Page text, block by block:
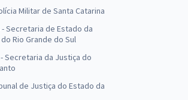
Militar de Santa Catarina
- Secretaria de Estado da
Rio Grande do Sul
- Secretaria da Justiça do
de Justiça do Estado da